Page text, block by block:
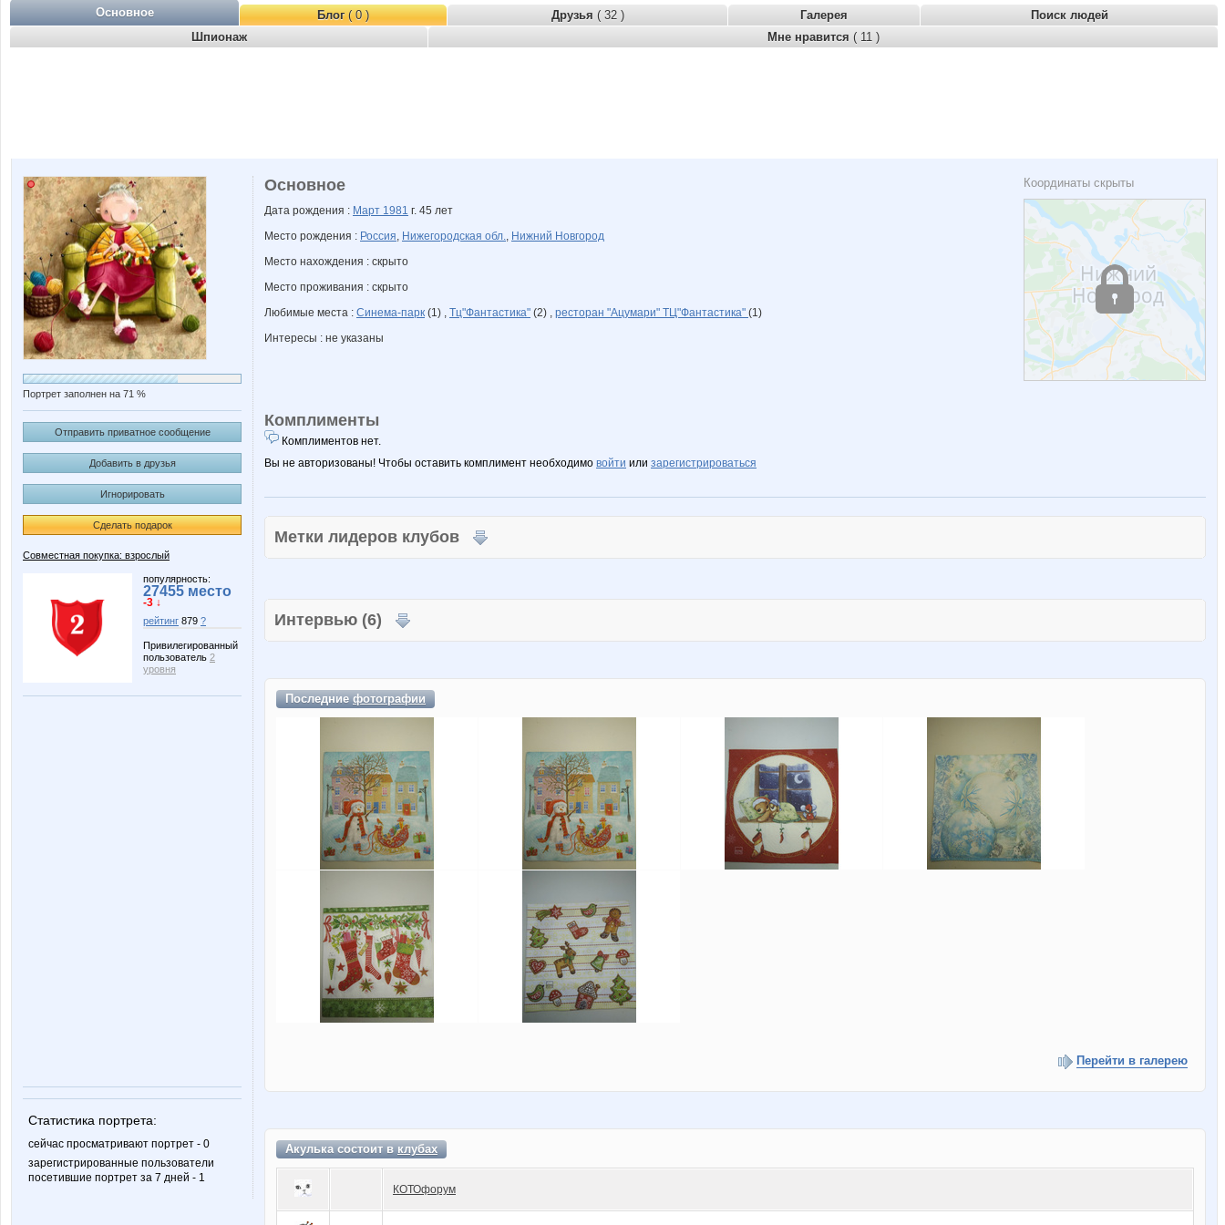
Основное Блог( 0 ) Друзья ( 32 ) Галерея
Поиск людей
Шпионаж
Мне нравится ( 11 )
Портрет заполнен на 71 %
Отправить приватное сообщение
Добавить в друзья
Игнорировать
Сделать подарок
Совместная покупка: взрослый
популярность:
27455 место
-3 ↓
рейтинг 879 ?
Привилегированный
пользователь 2
уровня
Статистика портрета:
сейчас просматривают портрет - 0
зарегистрированные пользователи
посетившие портрет за 7 дней - 1
Координаты скрыты
Основное
Дата рождения : Март 1981 г. 45 лет
Место рождения : Россия, Нижегородская обл., Нижний Новгород
Место нахождения : скрыто
Место проживания : скрыто
Любимые места : Синема-парк (1) , Тц"Фантастика" (2) , ресторан "Ацумари" ТЦ"Фантастика" (1)
Интересы : не указаны
Комплименты
Комплиментов нет.
Вы не авторизованы! Чтобы оставить комплимент необходимо войти или зарегистрироваться
Метки лидеров клубов
Интервью (6)
Последниефотографии
Перейти в галерею
Акулька состоит вклубах
КОТОфорум